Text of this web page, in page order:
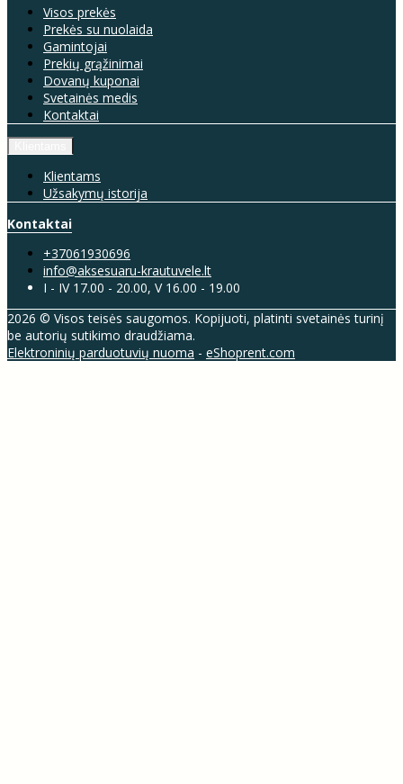
Visos prekės
Prekės su nuolaida
Gamintojai
Prekių grąžinimai
Dovanų kuponai
Svetainės medis
Kontaktai
Klientams
Užsakymų istorija
Kontaktai
+37061930696
info@aksesuaru-krautuvele.lt
I - IV 17.00 - 20.00, V 16.00 - 19.00
2026 © Visos teisės saugomos. Kopijuoti, platinti svetainės turinį
be autorių sutikimo draudžiama.
Elektroninių parduotuvių nuoma - eShoprent.com